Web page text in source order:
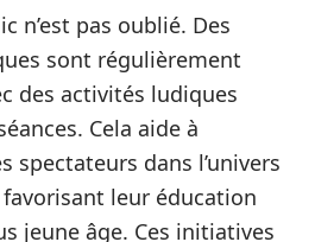
n’est pas oublié. Des
sont régulièrement
des activités ludiques
Cela aide à
spectateurs dans l’univers
leur éducation
jeune âge. Ces initiatives